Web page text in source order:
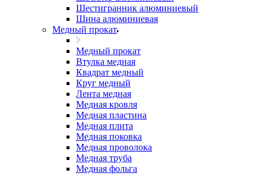
Шестигранник алюминиевый
Шина алюминиевая
Медный прокат
Медный прокат
Втулка медная
Квадрат медный
Круг медный
Лента медная
Медная кровля
Медная пластина
Медная плита
Медная поковка
Медная проволока
Медная труба
Медная фольга